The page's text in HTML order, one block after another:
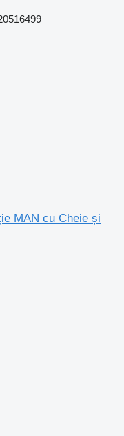
MAN cu Cheie și